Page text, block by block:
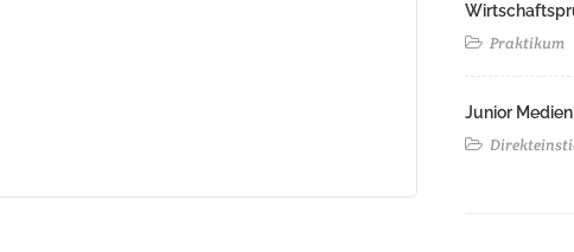
Praktikum
Junior